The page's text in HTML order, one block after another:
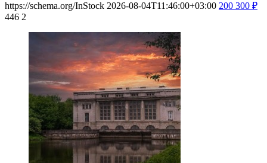
https://schema.org/InStock 2026-08-04T11:46:00+03:00 200 300 ₽
446 2